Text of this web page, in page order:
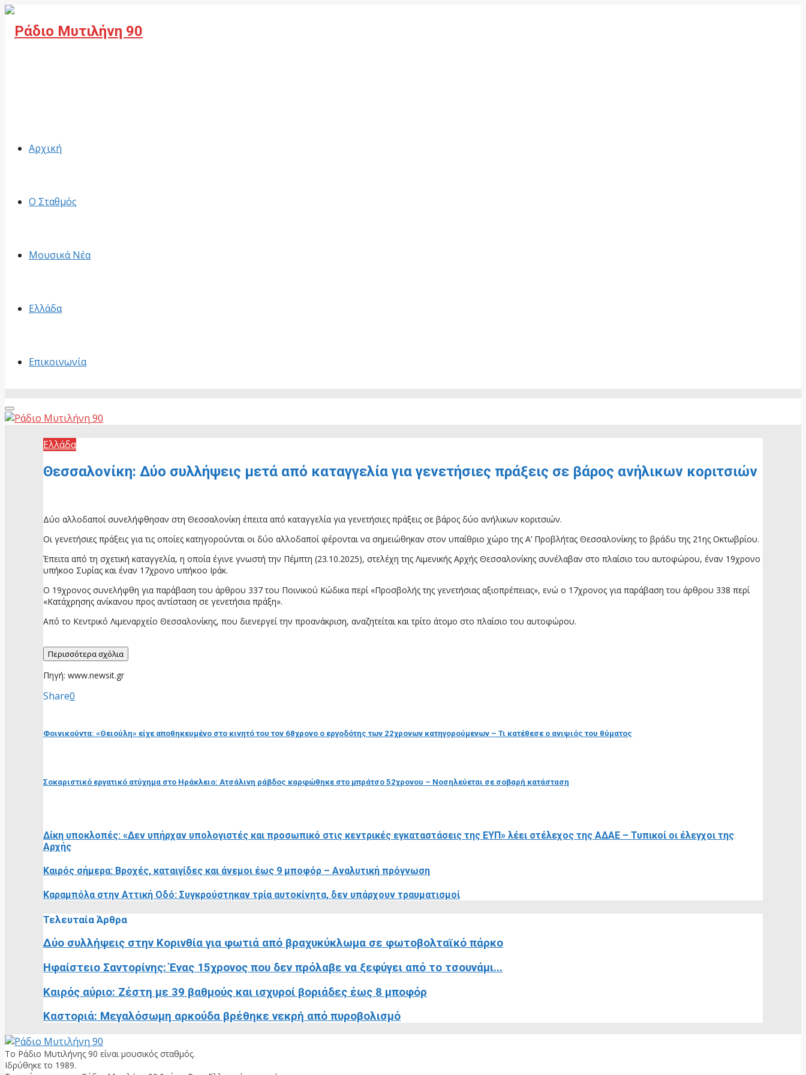
Αρχική
Ο Σταθμός
Μουσικά Νέα
Ελλάδα
Επικοινωνία
Primary
Menu
Ελλάδα
Θεσσαλονίκη: Δύο συλλήψεις μετά από καταγγελία για γενετήσιες πράξεις σε βάρος ανήλικων κοριτσιών
Δύο αλλοδαποί συνελήφθησαν στη Θεσσαλονίκη έπειτα από καταγγελία για γενετήσιες πράξεις σε βάρος δύο ανήλικων κοριτσιών.
Οι γενετήσιες πράξεις για τις οποίες κατηγορούνται οι δύο αλλοδαποί φέρονται να σημειώθηκαν στον υπαίθριο χώρο της Α’ Προβλήτας Θεσσαλονίκης το βράδυ της 21ης Οκτωβρίου.
Έπειτα από τη σχετική καταγγελία, η οποία έγινε γνωστή την Πέμπτη (23.10.2025), στελέχη της Λιμενικής Αρχής Θεσσαλονίκης συνέλαβαν στο πλαίσιο του αυτοφώρου, έναν 19χρονο
υπήκοο Συρίας και έναν 17χρονο υπήκοο Ιράκ.
Ο 19χρονος συνελήφθη για παράβαση του άρθρου 337 του Ποινικού Κώδικα περί «Προσβολής της γενετήσιας αξιοπρέπειας», ενώ ο 17χρονος για παράβαση του άρθρου 338 περί
«Κατάχρησης ανίκανου προς αντίσταση σε γενετήσια πράξη».
Από το Κεντρικό Λιμεναρχείο Θεσσαλονίκης, που διενεργεί την προανάκριση, αναζητείται και τρίτο άτομο στο πλαίσιο του αυτοφώρου.
Περισσότερα σχόλια
Πηγή: www.newsit.gr
Share0
Φοινικούντα: «Θειούλη» είχε αποθηκευμένο στο κινητό του τον 68χρονο ο εργοδότης των 22χρονων κατηγορούμενων – Τι κατέθεσε ο ανιψιός του θύματος
Σοκαριστικό εργατικό ατύχημα στο Ηράκλειο: Ατσάλινη ράβδος καρφώθηκε στο μπράτσο 52χρονου – Νοσηλεύεται σε σοβαρή κατάσταση
Δίκη υποκλοπές: «Δεν υπήρχαν υπολογιστές και προσωπικό στις κεντρικές εγκαταστάσεις της ΕΥΠ» λέει στέλεχος της ΑΔΑΕ – Τυπικοί οι έλεγχοι της
Αρχής
Καιρός σήμερα: Βροχές, καταιγίδες και άνεμοι έως 9 μποφόρ – Αναλυτική πρόγνωση
Καραμπόλα στην Αττική Οδό: Συγκρούστηκαν τρία αυτοκίνητα, δεν υπάρχουν τραυματισμοί
Τελευταία Άρθρα
Δύο συλλήψεις στην Κορινθία για φωτιά από βραχυκύκλωμα σε φωτοβολταϊκό πάρκο
Ηφαίστειο Σαντορίνης: Ένας 15χρονος που δεν πρόλαβε να ξεφύγει από το τσουνάμι...
Καιρός αύριο: Ζέστη με 39 βαθμούς και ισχυροί βοριάδες έως 8 μποφόρ
Καστοριά: Μεγαλόσωμη αρκούδα βρέθηκε νεκρή από πυροβολισμό
Το Ράδιο Μυτιλήνης 90 είναι μουσικός σταθμός.
Ιδρύθηκε το 1989.